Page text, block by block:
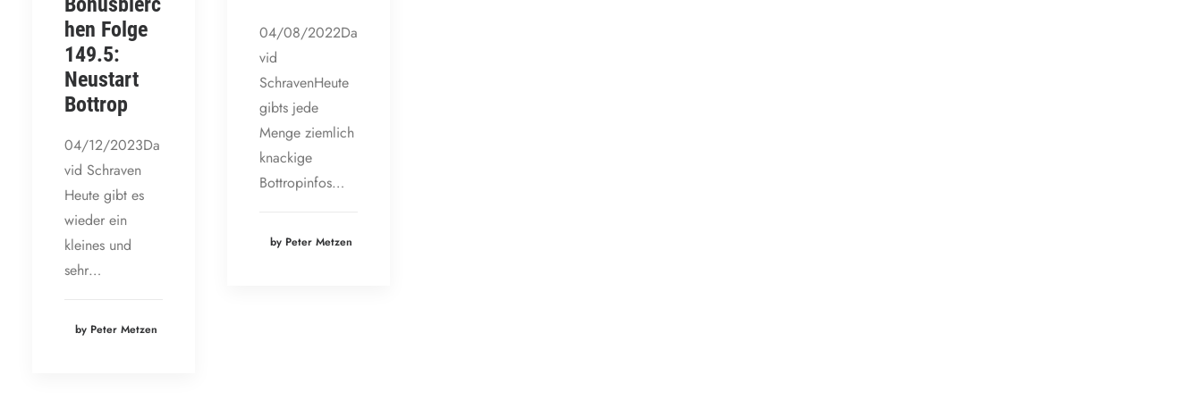
hen Folge
149.5:
Neustart
Bottrop
04/12/2023Da
vid Schraven
Heute gibt es
wieder ein
kleines und
sehr…
by Peter Metzen
04/08/2022Da
vid
SchravenHeute
gibts jede
Menge ziemlich
knackige
Bottropinfos…
by Peter Metzen